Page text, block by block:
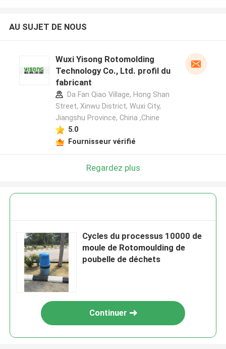
AU SUJET DE NOUS
Wuxi Yisong Rotomolding
Technology Co., Ltd. profil du
fabricant
Da Fan Qiao Village, Hong Shan
Street, Xinwu District, Wuxi City,
Jiangshu Province, China ,Chine
5.0
Fournisseur vérifié
Regardez plus
Cycles du processus 10000 de
moule de Rotomoulding de
poubelle de déchets
Continuer